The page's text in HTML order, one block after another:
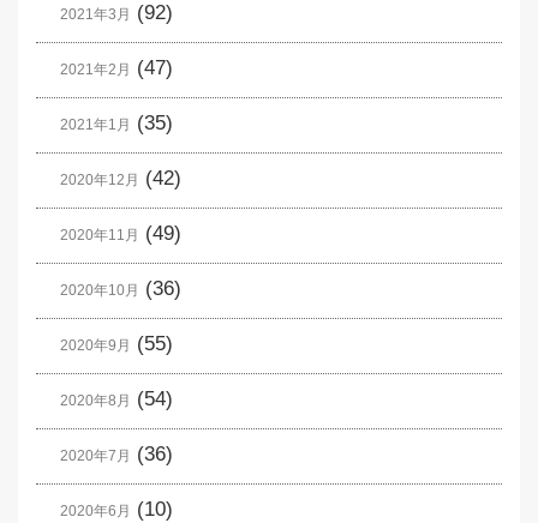
2021年3月 (92)
2021年2月 (47)
2021年1月 (35)
2020年12月 (42)
2020年11月 (49)
2020年10月 (36)
2020年9月 (55)
2020年8月 (54)
2020年7月 (36)
2020年6月 (10)